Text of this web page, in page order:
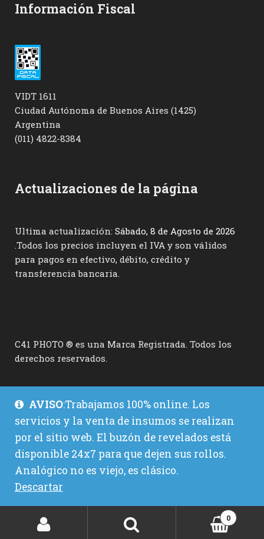
Información Fiscal
VIDT 1611
Ciudad Autónoma de Buenos Aires (1425)
Argentina
(011) 4822-8384
Actualizaciones de la página
Ultima actualización: Sábado, 8 de Agosto de 2026
.Todos los precios incluyen el IVA y son válidos
para pagos en efectivo, débito, crédito y
transferencia bancaria.
C41 PHOTO ® es una Marca Registrada. Todos los
derechos reservados.
0
AVISO:Trabajamos 100% online. Los
servicios y la venta de insumos se realizan
por el sitio web. El buzón de revelados está
disponible 24x7 para que dejen sus rollos.
Analógico no es viejo, es clásico.
Descartar